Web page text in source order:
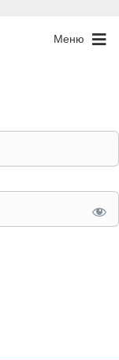
Меню